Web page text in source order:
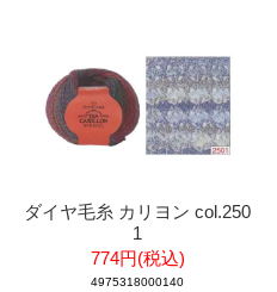
ダイヤ毛糸 カリヨン col.250
1
774円(税込)
4975318000140